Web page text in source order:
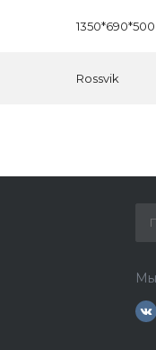
1350*690*500
Rossvik
Мы